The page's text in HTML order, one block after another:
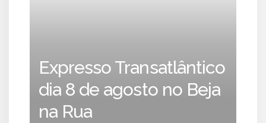
Expresso Transatlântico
dia 8 de agosto no Beja
na Rua